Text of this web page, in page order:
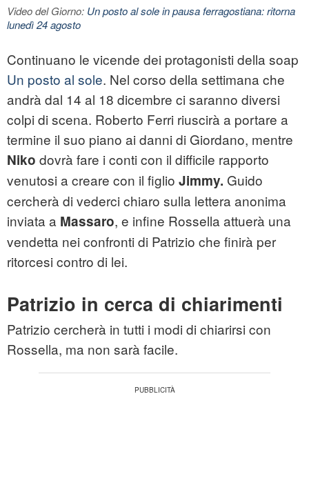
Video del Giorno: Un posto al sole in pausa ferragostiana: ritorna
lunedì 24 agosto
Continuano le vicende dei protagonisti della soap
Un posto al sole. Nel corso della settimana che
andrà dal 14 al 18 dicembre ci saranno diversi
colpi di scena. Roberto Ferri riuscirà a portare a
termine il suo piano ai danni di Giordano, mentre
Niko dovrà fare i conti con il difficile rapporto
venutosi a creare con il figlio Jimmy. Guido
cercherà di vederci chiaro sulla lettera anonima
inviata a Massaro, e infine Rossella attuerà una
vendetta nei confronti di Patrizio che finirà per
ritorcesi contro di lei.
Patrizio in cerca di chiarimenti
Patrizio cercherà in tutti i modi di chiarirsi con
Rossella, ma non sarà facile.